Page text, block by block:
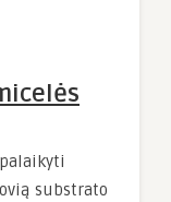
substrato